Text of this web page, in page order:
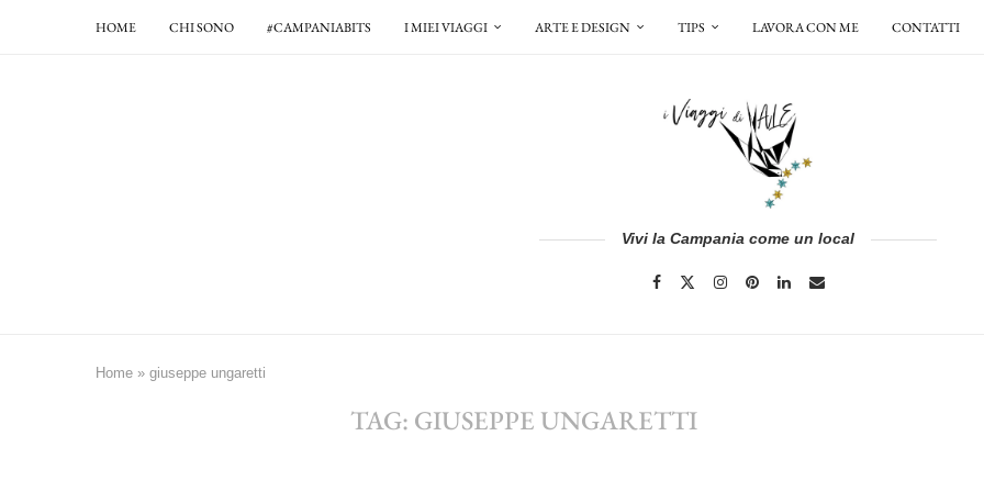
HOME CHI SONO #CAMPANIABITS I MIEI VIAGGI ARTE E DESIGN TIPS LAVORA CON ME CONTATTI
Vivi la Campania come un local
Home » giuseppe ungaretti
TAG: GIUSEPPE UNGARETTI